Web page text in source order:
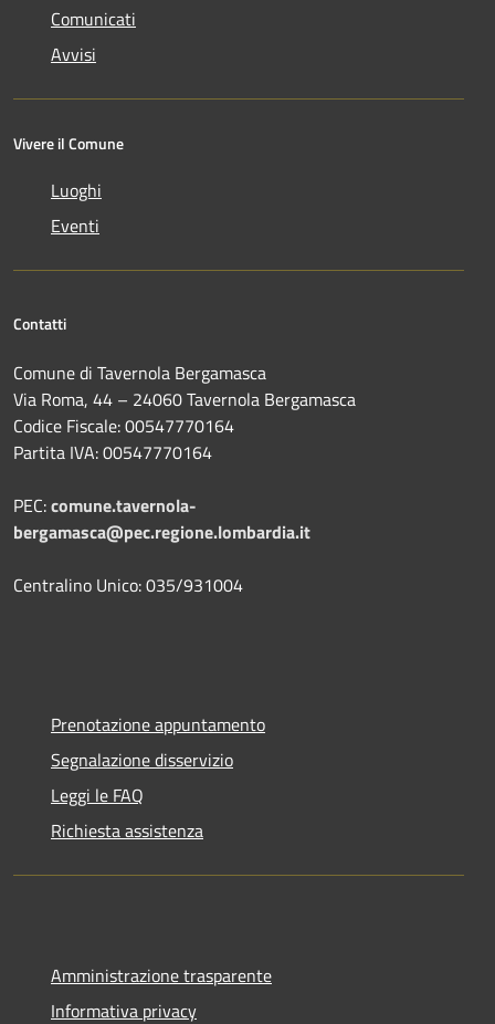
Comunicati
Avvisi
Vivere il Comune
Luoghi
Eventi
Contatti
Comune di Tavernola Bergamasca
Via Roma, 44 – 24060 Tavernola Bergamasca
Codice Fiscale: 00547770164
Partita IVA: 00547770164
PEC:comune.tavernola-
bergamasca@pec.regione.lombardia.it
Centralino Unico: 035/931004
Prenotazione appuntamento
Segnalazione disservizio
Leggi le FAQ
Richiesta assistenza
Amministrazione trasparente
Informativa privacy